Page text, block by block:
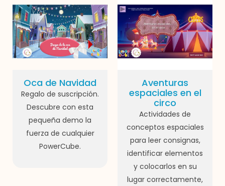
Oca de Navidad
Regalo de suscripción.
Descubre con esta
pequeña demo la
fuerza de cualquier
PowerCube.
Aventuras
espaciales en el
circo
Actividades de
conceptos espaciales
para leer consignas,
identificar elementos
y colocarlos en su
lugar correctamente,